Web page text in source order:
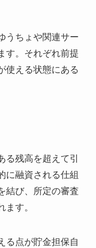
うちょや関連サー
す。それぞれ前提
使える状態にある
る残高を超えて引
に融資される仕組
結び、所定の審査
す。
る点が貯金担保自